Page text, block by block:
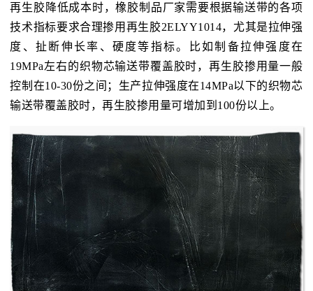
再生胶降低成本时，橡胶制品厂家需要根据输送带的各项
技术指标要求合理掺用再生胶2ELYY1014，尤其是拉伸强
度、扯断伸长率、硬度等指标。比如制备拉伸强度在
19MPa左右的织物芯输送带覆盖胶时，再生胶掺用量一般
控制在10-30份之间；生产拉伸强度在14MPa以下的织物芯
输送带覆盖胶时，再生胶掺用量可增加到100份以上。